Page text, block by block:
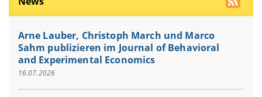
Arne Lauber, Christoph March und Marco
Sahm publizieren im Journal of Behavioral
and Experimental Economics
16.07.2026